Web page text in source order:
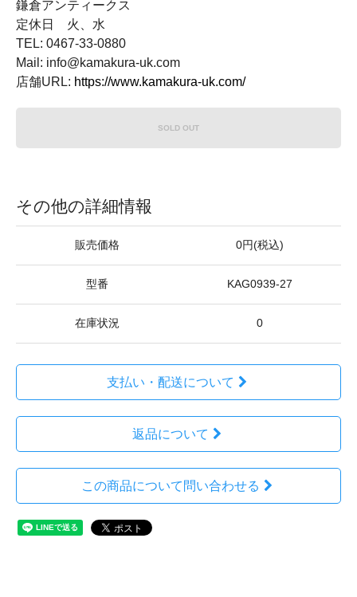
鎌倉アンティークス
定休日 火、水
TEL: 0467-33-0880
Mail: info@kamakura-uk.com
店舗URL: https://www.kamakura-uk.com/
SOLD OUT
その他の詳細情報
販売価格 0円(税込)
型番 KAG0939-27
在庫状況 0
支払い・配送について
返品について
この商品について問い合わせる